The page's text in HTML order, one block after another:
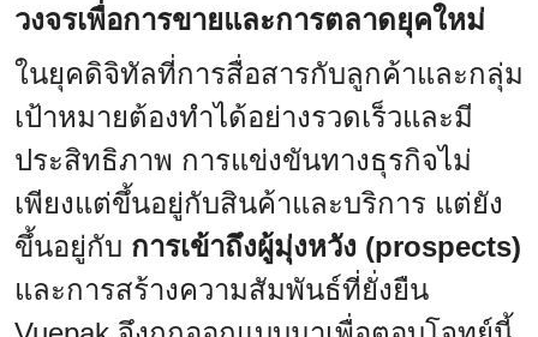
วงจรเพื่อการขายและการตลาดยุคใหม่
ในยุคดิจิทัลที่การสื่อสารกับลูกค้าและกลุ่ม
เป้าหมายต้องทำได้อย่างรวดเร็วและมี
ประสิทธิภาพ การแข่งขันทางธุรกิจไม่
เพียงแต่ขึ้นอยู่กับสินค้าและบริการ แต่ยัง
ขึ้นอยู่กับ การเข้าถึงผู้มุ่งหวัง (prospects)
และการสร้างความสัมพันธ์ที่ยั่งยืน